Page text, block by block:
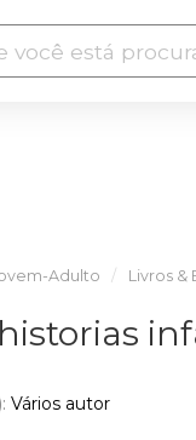
Adulto Livros &
Vários autor